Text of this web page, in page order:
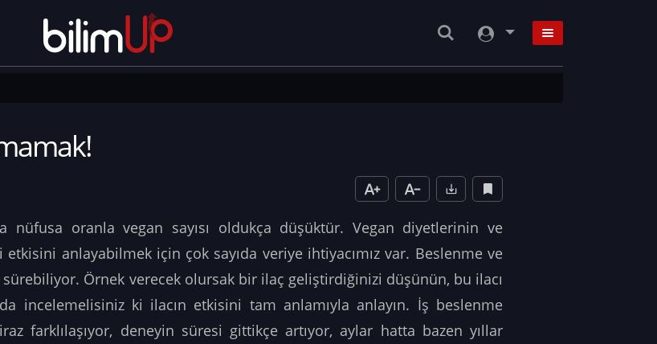
nüfusa oranla vegan sayısı oldukça düşüktür. Vegan diyetlerinin ve
anlayabilmek için çok sayıda veriye ihtiyacımız var. Beslenme ve
Örnek verecek olursak bir ilaç geliştirdiğinizi düşünün, bu ilacı
incelemelisiniz ki ilacın etkisini tam anlamıyla anlayın. İş beslenme
farklılaşıyor, deneyin süresi gittikçe artıyor, aylar hatta bazen yıllar